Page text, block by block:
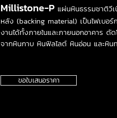
Millistone-P แผ่นหินธรรมชาติวี
หลัง (backing material) เป็นไฟเบอร์
งานได้ทั้งภายในและภายนอกอาคาร ดั
จากหินกาบ หินฟิลไลต์ หินอ่อน และหิน
ขอใบเสนอราคา